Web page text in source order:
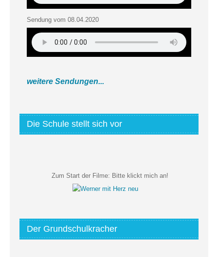
Sendung vom 08.04.2020
weitere Sendungen...
Die Schule stellt sich vor
Zum Start der Filme: Bitte klickt mich an!
Der Grundschulkracher